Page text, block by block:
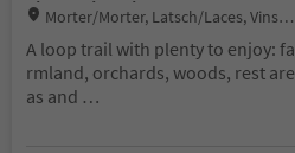
channel path
Location:
Morter/Morter, Latsch/Laces, Vinsch
A loop trail with plenty to enjoy: fa
rmland, orchards, woods, rest are
as and